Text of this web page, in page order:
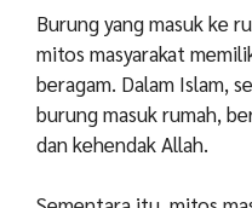
Burung yang masuk ke
mitos masyarakat
beragam. Dalam Islam,
burung masuk rumah,
dan kehendak Allah.